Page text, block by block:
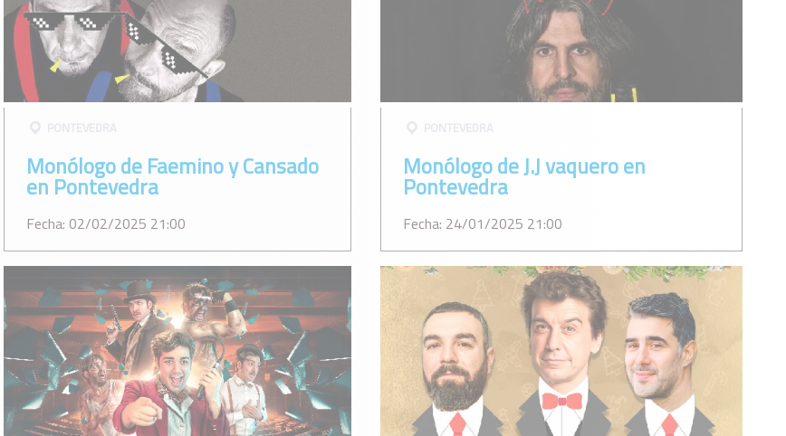
PONTEVEDRA
Monólogo de Faemino y Cansado
en Pontevedra
Fecha: 02/02/2025 21:00
PONTEVEDRA
Monólogo de J.J vaquero en
Pontevedra
Fecha: 24/01/2025 21:00